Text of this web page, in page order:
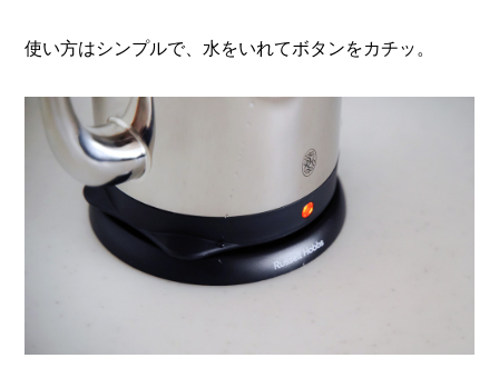
使い方はシンプルで、水をいれてボタンをカチッ。